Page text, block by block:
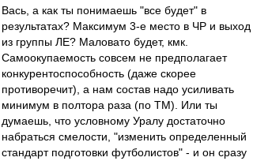
Вась, а как ты понимаешь "все будет" в
результатах? Максимум 3-е место в ЧР и выход
из группы ЛЕ? Маловато будет, кмк.
Самоокупаемость совсем не предполагает
конкурентоспособность (даже скорее
противоречит), а нам состав надо усиливать
минимум в полтора раза (по ТМ). Или ты
думаешь, что условному Уралу достаточно
набраться смелости, "изменить определенный
стандарт подготовки футболистов" - и он сразу